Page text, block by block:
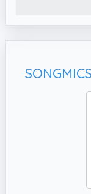
diseño
armario
en polvo es
garajes o
duradera
robusta y
✔️ DISEÑO
tamaño